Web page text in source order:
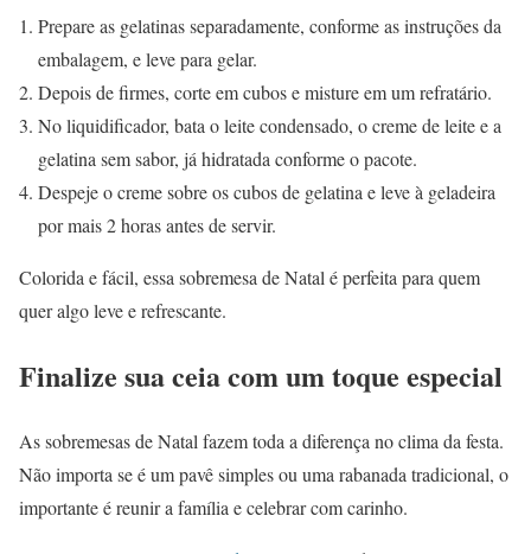
Prepare as gelatinas separadamente, conforme as instruções da
embalagem, e leve para gelar.
Depois de firmes, corte em cubos e misture em um refratário.
No liquidificador, bata o leite condensado, o creme de leite e a
gelatina sem sabor, já hidratada conforme o pacote.
Despeje o creme sobre os cubos de gelatina e leve à geladeira
por mais 2 horas antes de servir.
Colorida e fácil, essa sobremesa de Natal é perfeita para quem
quer algo leve e refrescante.
Finalize sua ceia com um toque especial
As sobremesas de Natal fazem toda a diferença no clima da festa.
Não importa se é um pavê simples ou uma rabanada tradicional, o
importante é reunir a família e celebrar com carinho.